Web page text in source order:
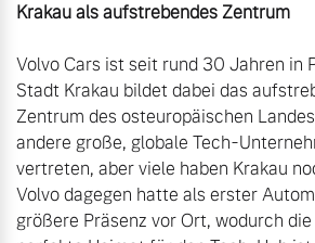
Krakau als aufstrebendes Zentrum
Volvo Cars ist seit rund 30 Jahren in
Stadt Krakau bildet dabei das
Zentrum des osteuropäischen
andere große, globale Tech-
vertreten, aber viele haben Krakau
Volvo dagegen hatte als erster
größere Präsenz vor Ort, wodurch